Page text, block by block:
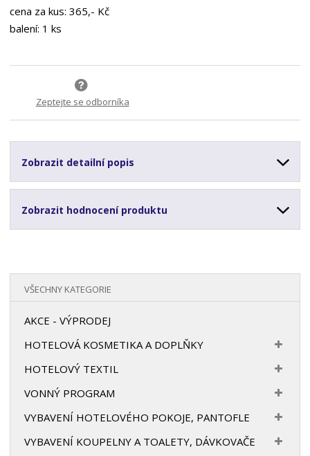
cena za kus: 365,- Kč
balení: 1 ks
Zeptejte se odborníka
Zobrazit detailní popis
Zobrazit hodnocení produktu
VŠECHNY KATEGORIE
AKCE - VÝPRODEJ
HOTELOVÁ KOSMETIKA A DOPLŇKY
HOTELOVÝ TEXTIL
VONNÝ PROGRAM
VYBAVENÍ HOTELOVÉHO POKOJE, PANTOFLE
VYBAVENÍ KOUPELNY A TOALETY, DÁVKOVAČE